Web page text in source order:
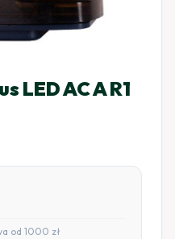
LED AC A R1
od 1000 zł